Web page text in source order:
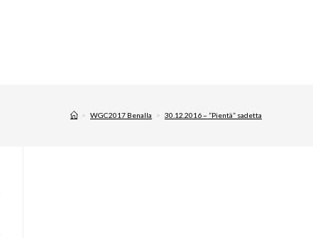
> WGC2017 Benalla > 30.12.2016 – ”Pientä” sadetta